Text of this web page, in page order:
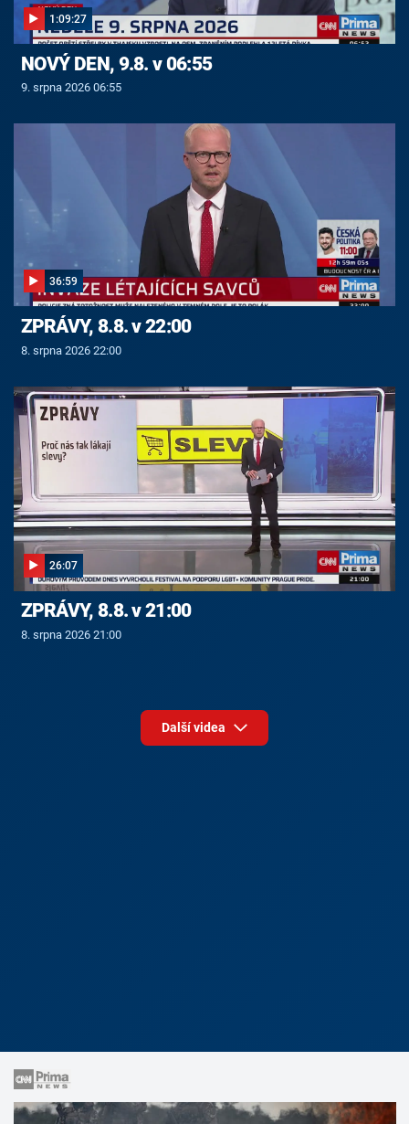
1:09:27
NOVÝ DEN, 9.8. v 06:55
9. srpna 2026 06:55
36:59
ZPRÁVY, 8.8. v 22:00
8. srpna 2026 22:00
26:07
ZPRÁVY, 8.8. v 21:00
8. srpna 2026 21:00
Další videa